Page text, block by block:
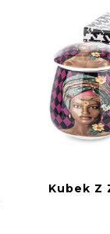
Kubek Z